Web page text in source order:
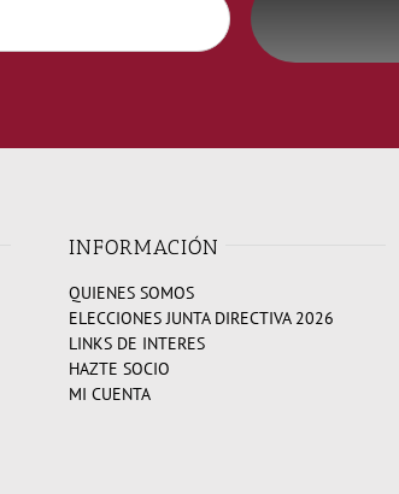
INFORMACIÓN
QUIENES SOMOS
ELECCIONES JUNTA DIRECTIVA 2026
LINKS DE INTERES
HAZTE SOCIO
MI CUENTA